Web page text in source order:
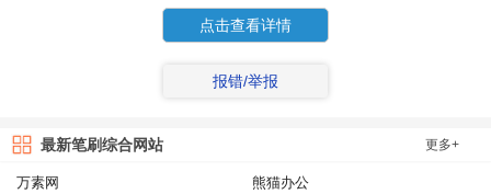
点击查看详情
报错/举报
最新笔刷综合网站 更多+
万素网 熊猫办公